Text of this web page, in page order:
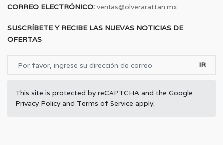
CORREO ELECTRÓNICO: ventas@olverarattan.mx
SUSCRÍBETE Y RECIBE LAS NUEVAS NOTICIAS DE
OFERTAS
IR
This site is protected by reCAPTCHA and the Google
Privacy Policyand Terms of Service apply.